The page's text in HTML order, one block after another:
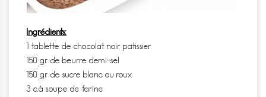
Ingrédients:
1 tablette de chocolat noir patissier
150 gr de beurre demi-sel
150 gr de sucre blanc ou roux
3 c.à soupe de farine